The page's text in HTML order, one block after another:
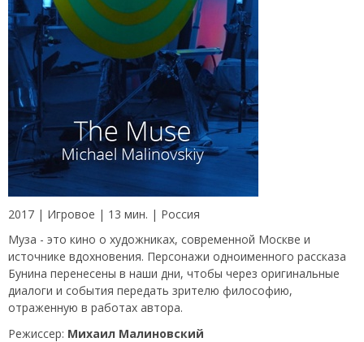
2017 | Игровое | 13 мин. | Россия
Муза - это кино о художниках, современной Москве и
источнике вдохновения. Персонажи одноименного рассказа
Бунина перенесены в наши дни, чтобы через оригинальные
диалоги и события передать зрителю философию,
отраженную в работах автора.
Режиссер: Михаил Малиновский